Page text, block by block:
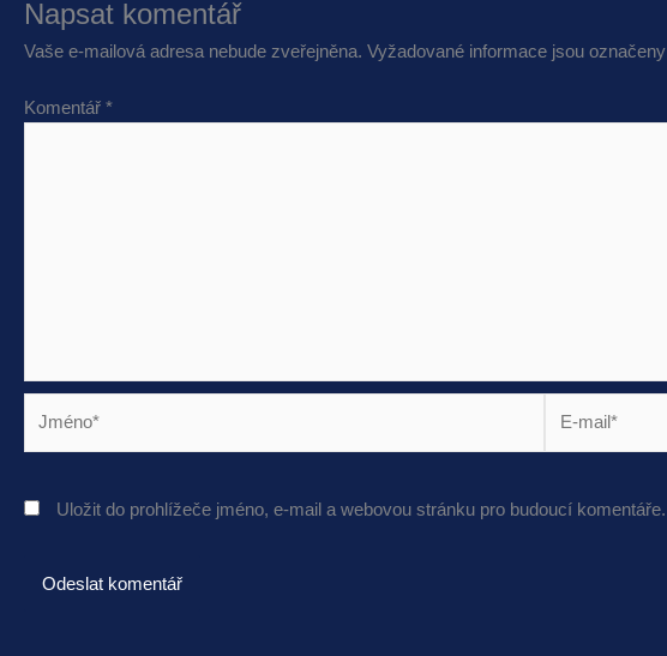
Napsat komentář
Vaše e-mailová adresa nebude zveřejněna. Vyžadované informace jsou označeny
Komentář *
Uložit do prohlížeče jméno, e-mail a webovou stránku pro budoucí komentáře.